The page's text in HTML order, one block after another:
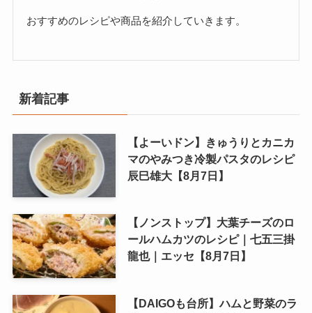
おすすめのレシピや商品を紹介していきます。
新着記事
【よーいドン】きゅうりとカニカ
マのやみつき冷製パスタのレシピ
辰巳雄大【8月7日】
【ノンストップ】大葉チーズのロ
ールハムカツのレシピ｜七五三掛
龍也｜エッセ【8月7日】
【DAIGOも台所】ハムと野菜のラ